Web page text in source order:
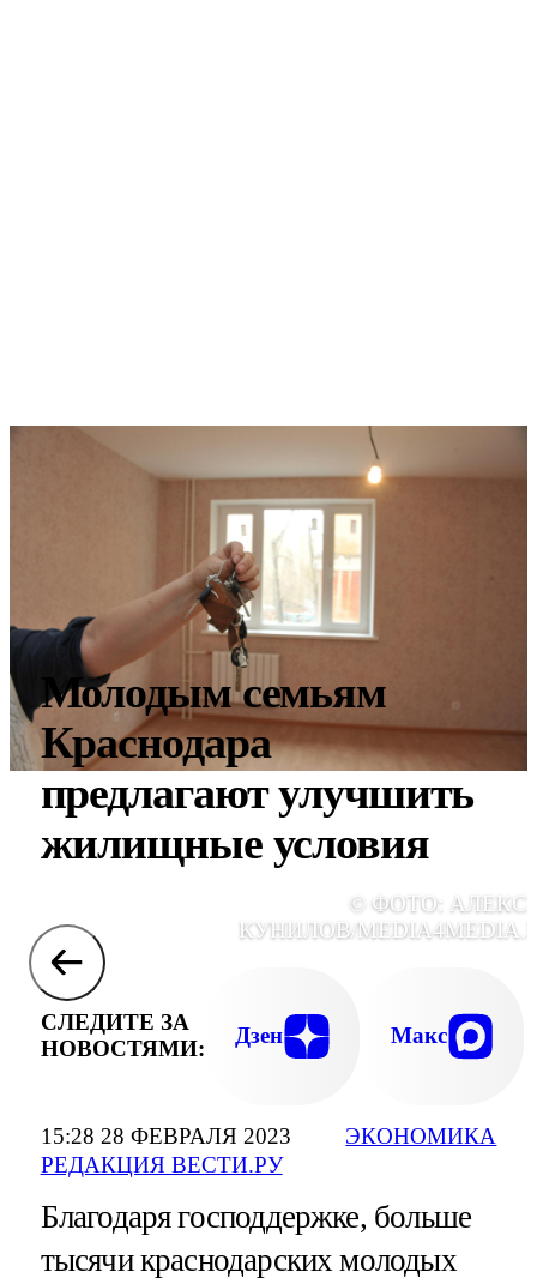
15:28 28 ФЕВРАЛЯ 2023
РЕДАКЦИЯ ВЕСТИ.РУ
ЭКОНОМИКА
Молодым семьям
Краснодара
предлагают улучшить
жилищные условия
© ФОТО:
КУНИЛОВ/
СЛЕДИТЕ ЗА
НОВОСТЯМИ:
Дзен Макс
Благодаря господдержке, больше
тысячи краснодарских молодых